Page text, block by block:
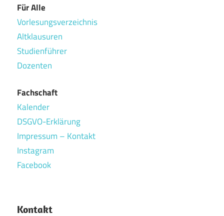
Für Alle
Vorlesungsverzeichnis
Altklausuren
Studienführer
Dozenten
Fachschaft
Kalender
DSGVO-Erklärung
Impressum – Kontakt
Instagram
Facebook
Kontakt